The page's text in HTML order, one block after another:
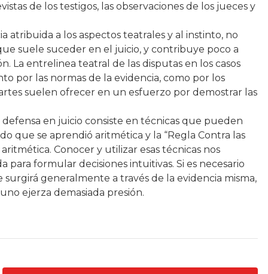
de los testigos, las observaciones de los jueces y
atribuida a los aspectos teatrales y al instinto, no
suele suceder en el juicio, y contribuye poco a
La entrelinea teatral de las disputas en los casos
por las normas de la evidencia, como por los
suelen ofrecer en un esfuerzo por demostrar las
en juicio consiste en técnicas que pueden
que se aprendió aritmética y la “Regla Contra las
Conocer y utilizar esas técnicas nos
para formular decisiones intuitivas. Si es necesario
surgirá generalmente a través de la evidencia misma,
ejerza demasiada presión.